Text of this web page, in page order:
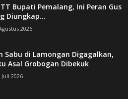
Bupati Pemalang, Ini Peran Gus
Diungkap...
2026
Sabu di Lamongan Digagalkan,
Asal Grobogan Dibekuk
Juli 2026